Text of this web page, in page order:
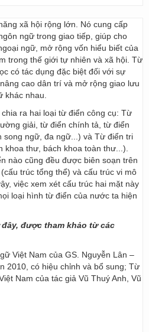
xã hội rộng lớn. Nó cung cấp
ngữ trong giao tiếp, giúp cho
ngữ, mở rộng vốn hiểu biết của
trong thế giới tự nhiên và xã hội. Từ
có tác dụng đặc biệt đối với sự
cao dân trí và mở rộng giao lưu
khác nhau.
ra hai loại từ điển công cụ: Từ
giải, từ điển chính tả, từ điển
song ngữ, đa ngữ...) và Từ điển tri
thư, bách khoa toàn thư...).
nào cũng đều được biên soạn trên
trúc tổng thể) và cấu trúc vi mô
việc xem xét cấu trúc hai mặt này
loại hình từ điển của nước ta hiện
được tham khảo từ các
Việt Nam của GS. Nguyễn Lân –
2010, có hiệu chỉnh và bổ sung; Từ
Nam của tác giả Vũ Thuý Anh, Vũ